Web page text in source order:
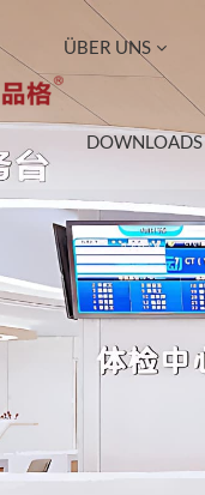
ÜBER UNS
DOWNLOADS